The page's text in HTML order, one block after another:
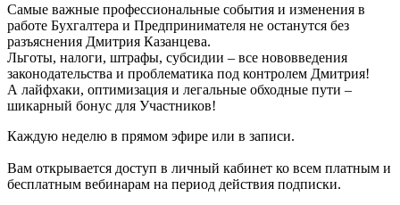
Самые важные профессиональные события и изменения в
работе Бухгалтера и Предпринимателя не останутся без
разъяснения Дмитрия Казанцева.
Льготы, налоги, штрафы, субсидии – все нововведения
законодательства и проблематика под контролем Дмитрия!
А лайфхаки, оптимизация и легальные обходные пути –
шикарный бонус для Участников!
Каждую неделю в прямом эфире или в записи.
Вам открывается доступ в личный кабинет ко всем платным и
бесплатным вебинарам на период действия подписки.